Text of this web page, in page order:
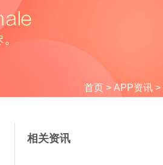
首页 > APP资讯 >
相关资讯